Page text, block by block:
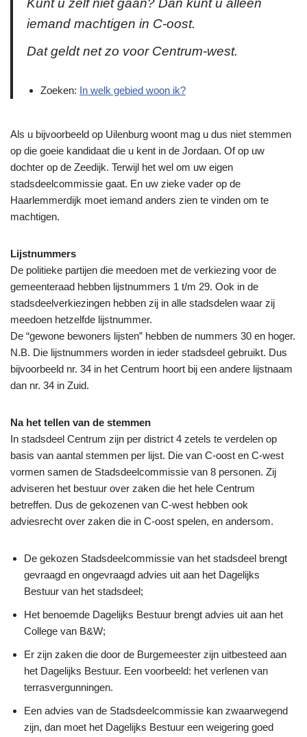
Kunt u zelf niet gaan? Dan kunt u alleen
iemand machtigen in C-oost.
Dat geldt net zo voor Centrum-west.
Zoeken: In welk gebied woon ik?
Als u bijvoorbeeld op Uilenburg woont mag u dus niet stemmen
op die goeie kandidaat die u kent in de Jordaan. Of op uw
dochter op de Zeedijk. Terwijl het wel om uw eigen
stadsdeelcommissie gaat. En uw zieke vader op de
Haarlemmerdijk moet iemand anders zien te vinden om te
machtigen.
Lijstnummers
De politieke partijen die meedoen met de verkiezing voor de
gemeenteraad hebben lijstnummers 1 t/m 29. Ook in de
stadsdeelverkiezingen hebben zij in alle stadsdelen waar zij
meedoen hetzelfde lijstnummer.
De “gewone bewoners lijsten” hebben de nummers 30 en hoger.
N.B. Die lijstnummers worden in ieder stadsdeel gebruikt. Dus
bijvoorbeeld nr. 34 in het Centrum hoort bij een andere lijstnaam
dan nr. 34 in Zuid.
Na het tellen van de stemmen
In stadsdeel Centrum zijn per district 4 zetels te verdelen op
basis van aantal stemmen per lijst. Die van C-oost en C-west
vormen samen de Stadsdeelcommissie van 8 personen. Zij
adviseren het bestuur over zaken die het hele Centrum
betreffen. Dus de gekozenen van C-west hebben ook
adviesrecht over zaken die in C-oost spelen, en andersom.
De gekozen Stadsdeelcommissie van het stadsdeel brengt
gevraagd en ongevraagd advies uit aan het Dagelijks
Bestuur van het stadsdeel;
Het benoemde Dagelijks Bestuur brengt advies uit aan het
College van B&W;
Er zijn zaken die door de Burgemeester zijn uitbesteed aan
het Dagelijks Bestuur. Een voorbeeld: het verlenen van
terrasvergunningen.
Een advies van de Stadsdeelcommissie kan zwaarwegend
zijn, dan moet het Dagelijks Bestuur een weigering goed